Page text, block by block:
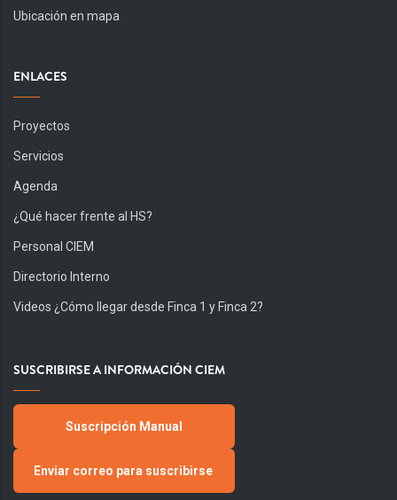
Ubicación en mapa
ENLACES
Proyectos
Servicios
Agenda
¿Qué hacer frente al HS?
Personal CIEM
Directorio Interno
Videos ¿Cómo llegar desde Finca 1 y Finca 2?
SUSCRIBIRSE A INFORMACIÓN CIEM
Suscripción Manual
Enviar correo para suscribirse